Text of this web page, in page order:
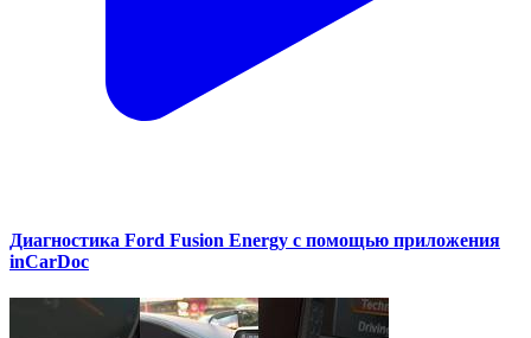
Диагностика Ford Fusion Energy с помощью приложения
inCarDoc